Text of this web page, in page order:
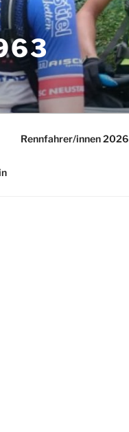
Rennfahrer/innen 2026